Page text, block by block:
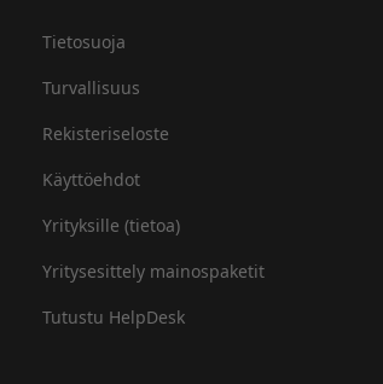
Tietosuoja
Turvallisuus
Rekisteriseloste
Käyttöehdot
Yrityksille (tietoa)
Yritysesittely mainospaketit
Tutustu HelpDesk